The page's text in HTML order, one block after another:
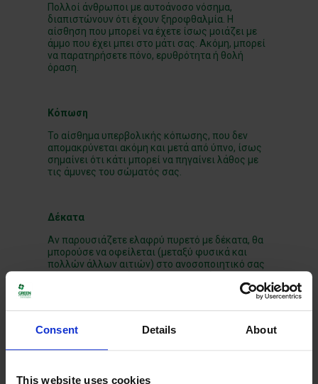
Consent Details About
This website uses cookies
Πολλοί άνθρωποι με αυτοάνοσο νόσημα,
διαπιστώνουν ότι έχουν ξηροφθαλμία. Η
αίσθηση που μπορεί να έχετε ίσως μοιάζει με
άμμο που έχει μπει στο μάτι σας. Ακόμη, μπορεί
να παρατηρήσετε πόνο, ερυθρότητα ή θολή
όραση.
Κόπωση
Το αίσθημα υπερβολικής κόπωσης, που δεν
απομακρύνεται ακόμη και μετά από ύπνο, ίσως
σημαίνει ότι κάτι μπορεί να πηγαίνει λάθος με
τις άμυνες του σώματός σας.
Δέκατα
Αν παρουσιάζετε ελαφρύ πυρετό με δέκατα, θα
μπορούσε να οφείλεται (μεταξύ φυσικά και
πολλών άλλων αιτιών) στο ανοσοποιητικό σας
σύστημα που εργάζεται υπερβολικά, καθώς
οργανισμού έναντι των μικροβίων. Το πώς